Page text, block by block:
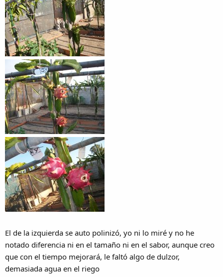
El 6 de agosto
View attachment 34132
y abrieron entre el 8 y el 9 de agosto, dos las polinicé con polen de
otras variedades y una la dejé "a su aire", veremos si se autopoliniza
View attachment 34133
Sigo cogiendo buenas piezas la Cosmic Charly grande casi llega al
kilo y las plantas siguen floreando
View attachment 34134
View attachment 34135
Bueno, mañana mas plus, plis, plas...
El de la izquierda se auto polinizó, yo ni lo miré y no he
notado diferencia ni en el tamaño ni en el sabor, aunque creo
que con el tiempo mejorará, le faltó algo de dulzor,
demasiada agua en el riego